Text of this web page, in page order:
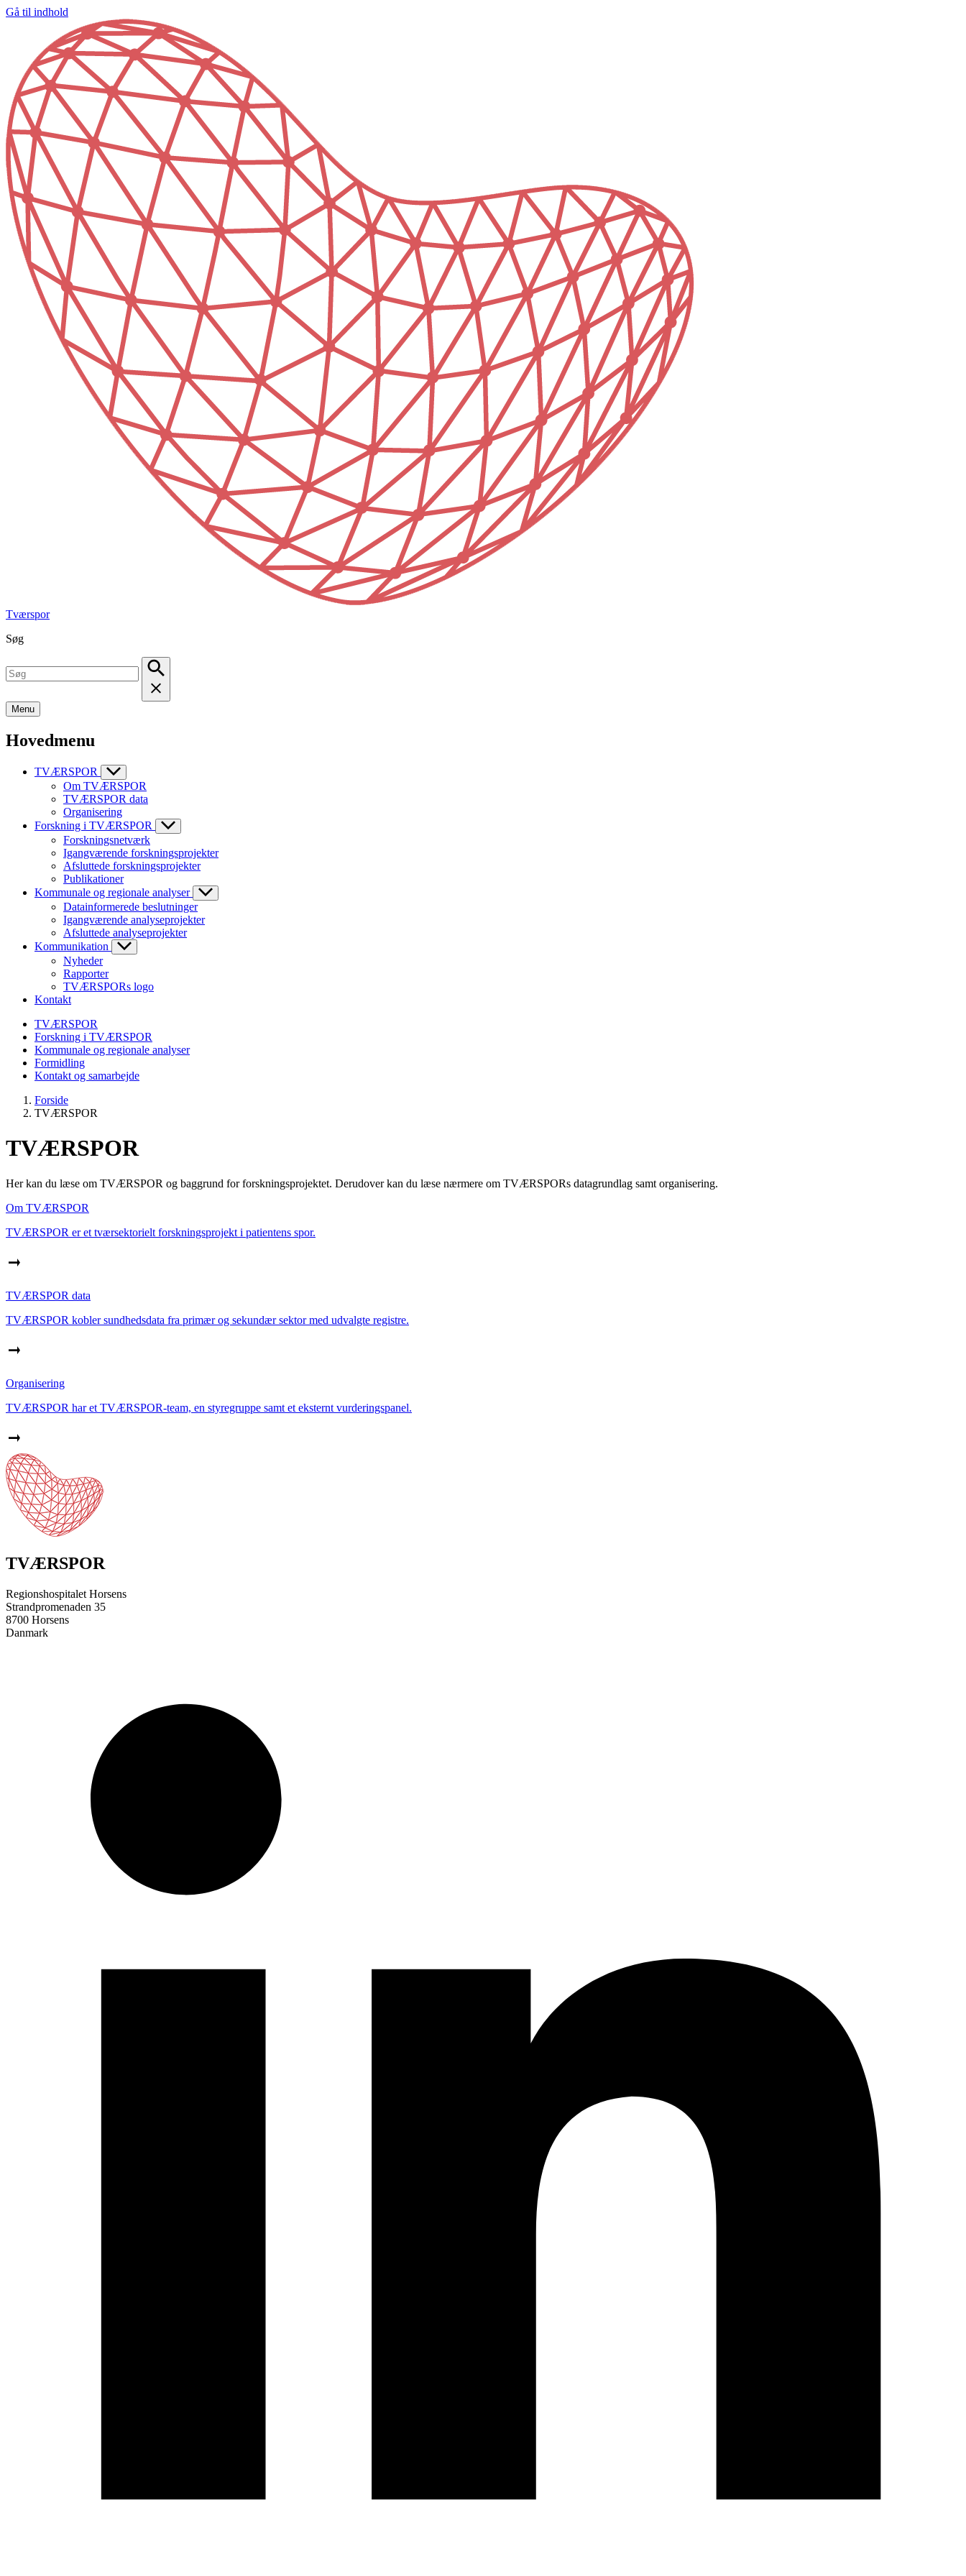
Gå til indhold
Tværspor
Søg
Menu
Hovedmenu
TVÆRSPOR
Om TVÆRSPOR
TVÆRSPOR data
Organisering
Forskning i TVÆRSPOR
Forskningsnetværk
Igangværende forskningsprojekter
Afsluttede forskningsprojekter
Publikationer
Kommunale og regionale analyser
Datainformerede beslutninger
Igangværende analyseprojekter
Afsluttede analyseprojekter
Kommunikation
Nyheder
Rapporter
TVÆRSPORs logo
Kontakt
TVÆRSPOR
Forskning i TVÆRSPOR
Kommunale og regionale analyser
Formidling
Kontakt og samarbejde
Forside
TVÆRSPOR
TVÆRSPOR
Her kan du læse om TVÆRSPOR og baggrund for forskningsprojektet. Derudover kan du læse nærmere om TVÆRSPORs datagrundlag samt organisering.
Om TVÆRSPOR
TVÆRSPOR er et tværsektorielt forskningsprojekt i patientens spor.
TVÆRSPOR data
TVÆRSPOR kobler sundhedsdata fra primær og sekundær sektor med udvalgte registre.
Organisering
TVÆRSPOR har et TVÆRSPOR-team, en styregruppe samt et eksternt vurderingspanel.
TVÆRSPOR
Regionshospitalet Horsens
Strandpromenaden 35
8700 Horsens
Danmark